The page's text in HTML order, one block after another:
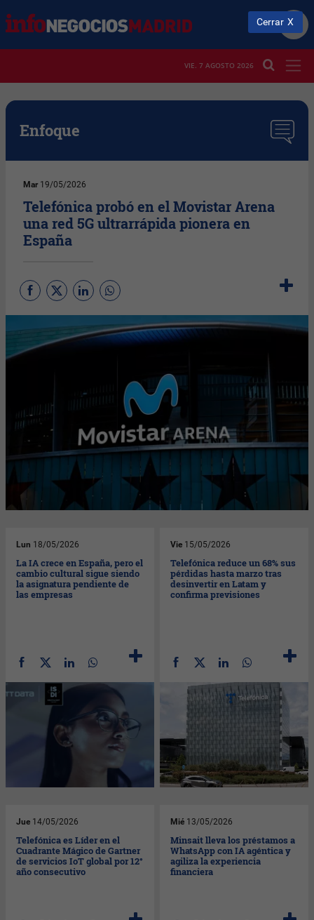
VIE. 7 AGOSTO 2026
Enfoque
Mar 19/05/2026
Telefónica probó en el Movistar Arena
una red 5G ultrarrápida pionera en
España
Lun 18/05/2026
La IA crece en España, pero el
cambio cultural sigue siendo
la asignatura pendiente de
las empresas
Vie 15/05/2026
Telefónica reduce un 68% sus
pérdidas hasta marzo tras
desinvertir en Latam y
confirma previsiones
Jue 14/05/2026
Telefónica es Líder en el
Cuadrante Mágico de Gartner
de servicios IoT global por 12°
año consecutivo
Mié 13/05/2026
Minsait lleva los préstamos a
WhatsApp con IA agéntica y
agiliza la experiencia
financiera
Cerrar